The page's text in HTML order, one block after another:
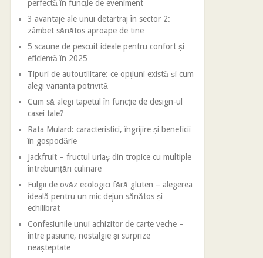
perfectă în funcție de eveniment
3 avantaje ale unui detartraj în sector 2:
zâmbet sănătos aproape de tine
5 scaune de pescuit ideale pentru confort și
eficiență în 2025
Tipuri de autoutilitare: ce opțiuni există și cum
alegi varianta potrivită
Cum să alegi tapetul în funcție de design-ul
casei tale?
Rata Mulard: caracteristici, îngrijire și beneficii
în gospodărie
Jackfruit – fructul uriaș din tropice cu multiple
întrebuințări culinare
Fulgii de ovăz ecologici fără gluten – alegerea
ideală pentru un mic dejun sănătos și
echilibrat
Confesiunile unui achizitor de carte veche –
între pasiune, nostalgie și surprize
neașteptate